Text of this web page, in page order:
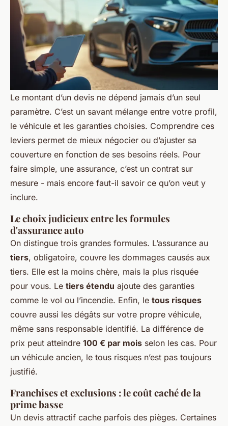
Le montant d’un devis ne dépend jamais d’un seul
paramètre. C’est un savant mélange entre votre profil,
le véhicule et les garanties choisies. Comprendre ces
leviers permet de mieux négocier ou d’ajuster sa
couverture en fonction de ses besoins réels. Pour
faire simple, une assurance, c’est un contrat sur
mesure - mais encore faut-il savoir ce qu’on veut y
inclure.
Le choix judicieux entre les formules
d'assurance auto
On distingue trois grandes formules. L’assurance au
tiers, obligatoire, couvre les dommages causés aux
tiers. Elle est la moins chère, mais la plus risquée
pour vous. Le tiers étendu ajoute des garanties
comme le vol ou l’incendie. Enfin, le tous risques
couvre aussi les dégâts sur votre propre véhicule,
même sans responsable identifié. La différence de
prix peut atteindre 100 € par mois selon les cas. Pour
un véhicule ancien, le tous risques n’est pas toujours
justifié.
Franchises et exclusions : le coût caché de la
prime basse
Un devis attractif cache parfois des pièges. Certaines